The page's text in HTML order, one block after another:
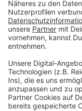
erstreckt sich
Die Maßnahmen
Tiefbauamt sowie
Wer noch
Stadt melden.
930-21) oder per
werden.